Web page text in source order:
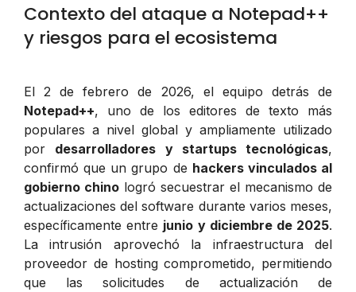
Contexto del ataque a Notepad++
y riesgos para el ecosistema
El 2 de febrero de 2026, el equipo detrás de
Notepad++, uno de los editores de texto más
populares a nivel global y ampliamente utilizado
por desarrolladores y startups tecnológicas,
confirmó que un grupo de hackers vinculados al
gobierno chino logró secuestrar el mecanismo de
actualizaciones del software durante varios meses,
específicamente entre junio y diciembre de 2025.
La intrusión aprovechó la infraestructura del
proveedor de hosting comprometido, permitiendo
que las solicitudes de actualización de